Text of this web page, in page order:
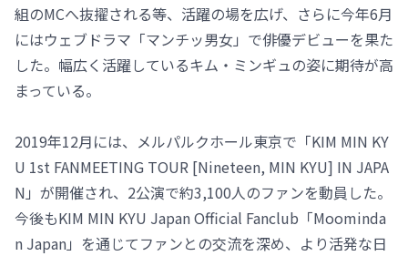
組のMCへ抜擢される等、活躍の場を広げ、さらに今年6月
にはウェブドラマ「マンチッ男女」で俳優デビューを果た
した。幅広く活躍しているキム・ミンギュの姿に期待が高
まっている。
2019年12月には、メルパルクホール東京で「KIM MIN KY
U 1st FANMEETING TOUR [Nineteen, MIN KYU] IN JAPA
N」が開催され、2公演で約3,100人のファンを動員した。
今後もKIM MIN KYU Japan Official Fanclub「Moominda
n Japan」を通じてファンとの交流を深め、より活発な日